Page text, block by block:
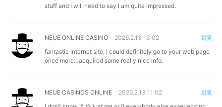
stuff and I will need to say I am quite impressed.
NEUE ONLINE CASINO
2026.2.13 13:02
fantastic internet site, I could definitely go to your web page
once more…acquired some really nice info.
回复
NEUE CASINOS ONLINE
2026.2.13 11:02
回复